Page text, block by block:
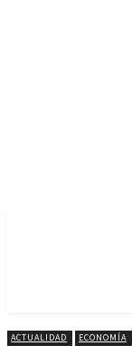
ACTUALIDAD ECONOMÍA